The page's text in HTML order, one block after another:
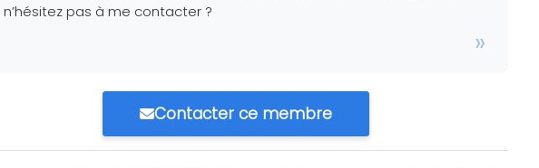
n’hésitez pas à me contacter ?
Contacter ce membre